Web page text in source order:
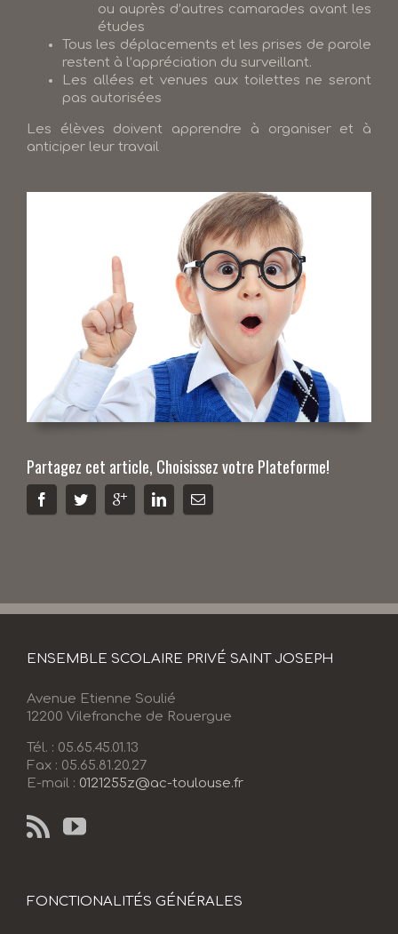
ou auprès d’autres camarades avant les
études
Tous les déplacements et les prises de parole
restent à l’appréciation du surveillant.
Les allées et venues aux toilettes ne seront
pas autorisées
Les élèves doivent apprendre à organiser et à
anticiper leur travail
Partagez cet article, Choisissez votre Plateforme!
ENSEMBLE SCOLAIRE PRIVÉ SAINT JOSEPH
Avenue Etienne Soulié
12200 Vilefranche de Rouergue
Tél. : 05.65.45.01.13
Fax : 05.65.81.20.27
E-mail : 0121255z@ac-toulouse.fr
FONCTIONALITÉS GÉNÉRALES